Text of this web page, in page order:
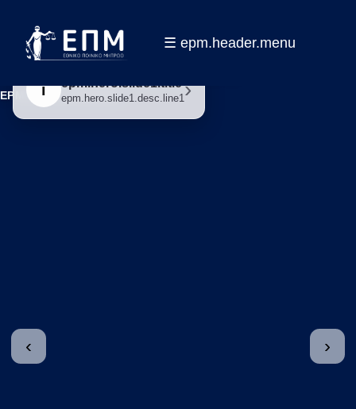
☰ epm.header.menu
EPM.HERO.LEGEND2
i epm.hero.slide1.title
epm.hero.slide1.desc.line1›
i epm.hero.slide2.title
epm.hero.slide2.desc.line1›
i
epm.hero.slide3.desc.line1
epm.hero.slide3.desc.line2
›
‹ ›